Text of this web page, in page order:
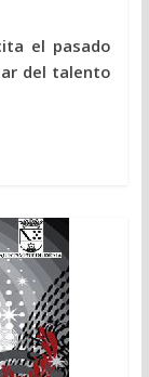
el pasado
del talento